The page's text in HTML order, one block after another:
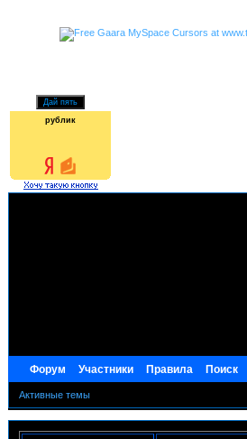
рублик
Форум Участники Правила Поиск
Активные темы